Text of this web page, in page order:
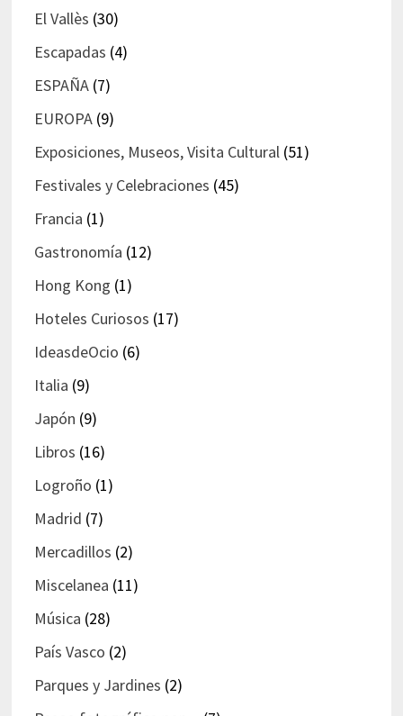
El Vallès (30)
Escapadas (4)
ESPAÑA(7)
EUROPA(9)
Exposiciones, Museos, Visita Cultural(51)
Festivales y Celebraciones (45)
Francia (1)
Gastronomía (12)
Hong Kong (1)
Hoteles Curiosos (17)
IdeasdeOcio (6)
Italia (9)
Japón (9)
Libros (16)
Logroño (1)
Madrid (7)
Mercadillos (2)
Miscelanea (11)
Música (28)
País Vasco (2)
Parques y Jardines (2)